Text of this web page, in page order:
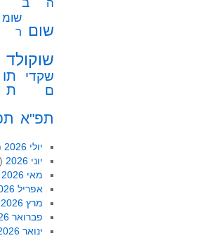
ה
שום
שומ
ר
שוקולד
שקדי
ם
תו
ת
תפ"א
יולי 2026
יוני 2026
(2)
מאי 2026
אפריל 2026
מרץ 2026
פברואר 2026
ינואר 2026